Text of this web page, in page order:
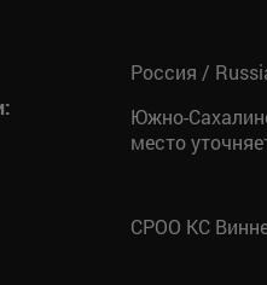
Россия /
Южно-
место
СРОО КС